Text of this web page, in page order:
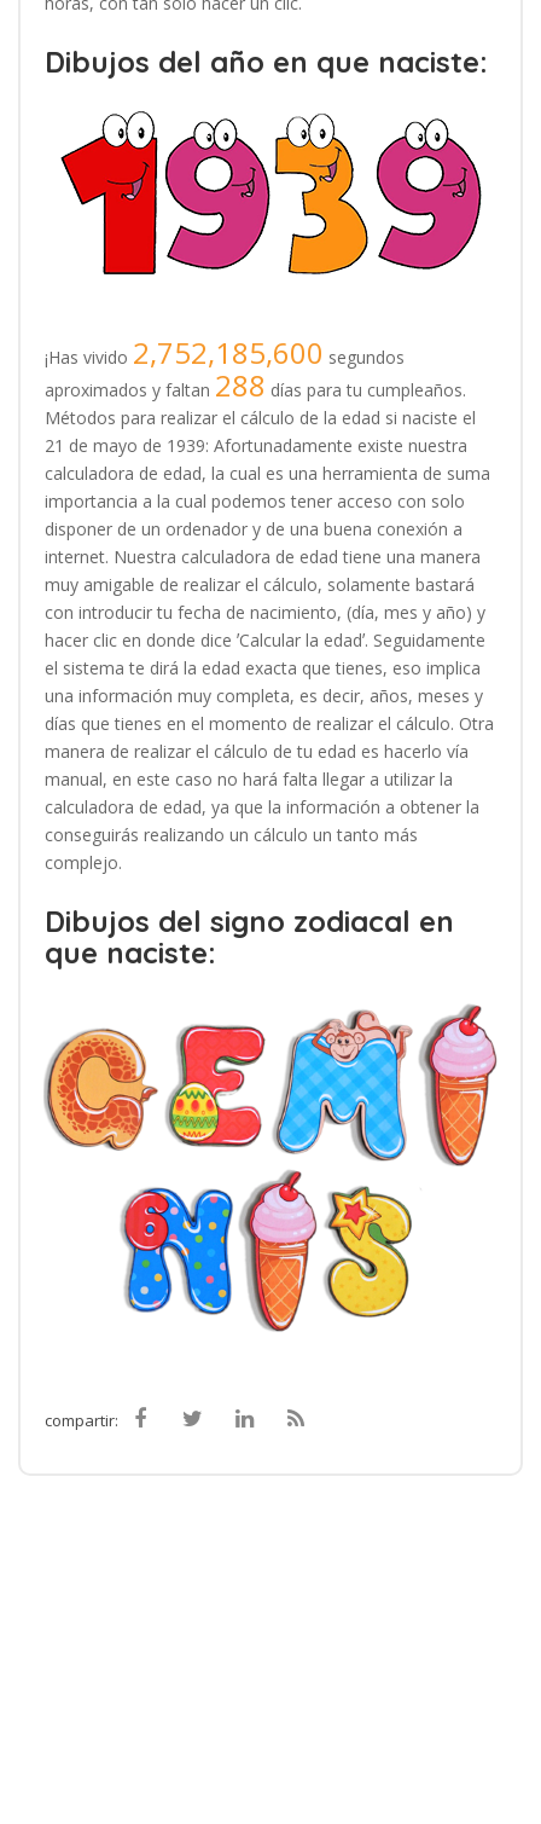
Dibujos del año en que naciste:
¡Has vivido 2,752,185,600 segundos
aproximados y faltan 288 días para tu cumpleaños.
Métodos para realizar el cálculo de la edad si naciste el
21 de mayo de 1939: Afortunadamente existe nuestra
calculadora de edad, la cual es una herramienta de suma
importancia a la cual podemos tener acceso con solo
disponer de un ordenador y de una buena conexión a
internet. Nuestra calculadora de edad tiene una manera
muy amigable de realizar el cálculo, solamente bastará
con introducir tu fecha de nacimiento, (día, mes y año) y
hacer clic en donde dice ʼCalcular la edadʼ. Seguidamente
el sistema te dirá la edad exacta que tienes, eso implica
una información muy completa, es decir, años, meses y
días que tienes en el momento de realizar el cálculo. Otra
manera de realizar el cálculo de tu edad es hacerlo vía
manual, en este caso no hará falta llegar a utilizar la
calculadora de edad, ya que la información a obtener la
conseguirás realizando un cálculo un tanto más
complejo.
Dibujos del signo zodiacal en
que naciste:
compartir: